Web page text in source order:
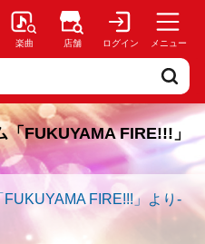
楽曲 店舗 ログイン メニュー
FUKUYAMA FIRE!!!」
FIRE!!!」より-